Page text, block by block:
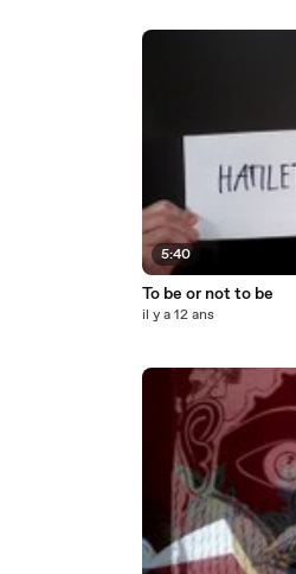
5:40
To be or not to be
il y a 12 ans